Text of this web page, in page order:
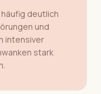
deutlich
und
intensiver
stark